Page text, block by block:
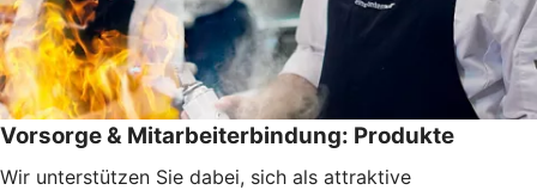
Vorsorge & Mitarbeiterbindung: Produkte
Wir unterstützen Sie dabei, sich als attraktive